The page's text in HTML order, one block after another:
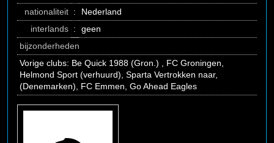
nationaliteit :
Nederland
interlands :
geen
bijzonderheden
Vorige clubs: Be Quick 1988 (Gron.) , FC Groningen,
Helmond Sport (verhuurd), Sparta Vertrokken naar,
(Denemarken), FC Emmen, Go Ahead Eagles